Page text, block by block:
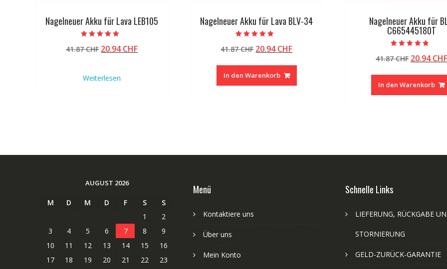
Nagelneuer Akku für Lava LEB105
4.50
von 5
41.87CHF Ursprünglicher
41.87 CHF
20.94CHFAktueller
Weiterlesen
Nagelneuer Akku für Lava BLV-34
4.50
von 5
41.87CHF Ursprünglicher
war:
41.87 CHF
20.94CHFAktueller
In den Warenkorb
Nagelneuer Akku für
C665445180T
4.50
von 5
41.87CHF
war:
41.87 CHF
20.94CHF
In den Warenkorb
AUGUST 2026
M D M D F S
S
1
2
3
4 5 6 7 8
9
10
11 12 13 14 15
16
17
18 19 20 21 22
23
Menü
Kontaktiere uns
Über uns
Mein Konto
Schnelle Links
LIEFERUNG, RÜCKGABE
STORNIERUNG
GELD-ZURÜCK-GARANTIE